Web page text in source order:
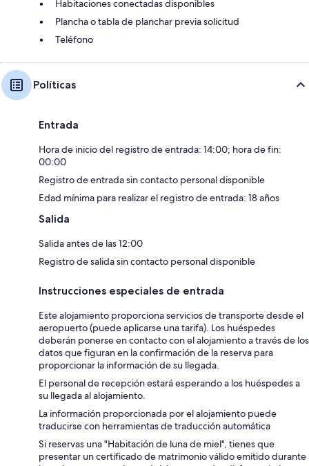
Habitaciones conectadas disponibles
Plancha o tabla de planchar previa solicitud
Teléfono
Políticas
Entrada
Hora de inicio del registro de entrada: 14:00; hora de fin:
00:00
Registro de entrada sin contacto personal disponible
Edad mínima para realizar el registro de entrada: 18 años
Salida
Salida antes de las 12:00
Registro de salida sin contacto personal disponible
Instrucciones especiales de entrada
Este alojamiento proporciona servicios de transporte desde el
aeropuerto (puede aplicarse una tarifa). Los huéspedes
deberán ponerse en contacto con el alojamiento a través de los
datos que figuran en la confirmación de la reserva para
proporcionar la información de su llegada.
El personal de recepción estará esperando a los huéspedes a
su llegada al alojamiento.
La información proporcionada por el alojamiento puede
traducirse con herramientas de traducción automática
Si reservas una "Habitación de luna de miel", tienes que
presentar un certificado de matrimonio válido emitido durante